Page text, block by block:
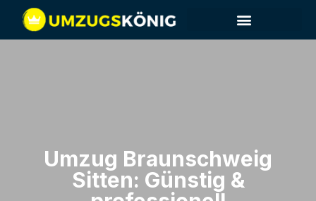
Umzug Braunschweig​
Sitten: Günstig &